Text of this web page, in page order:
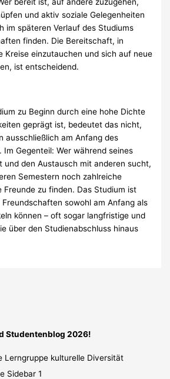
und aktiv soziale Gelegenheiten
im späteren Verlauf des Studiums
finden. Die Bereitschaft, in
Kreise einzutauchen und sich auf neue
ist entscheidend.
zu Beginn durch eine hohe Dichte
geprägt ist, bedeutet das nicht,
ausschließlich am Anfang des
Im Gegenteil: Wer während seines
und den Austausch mit anderen sucht,
Semestern noch zahlreiche
Freunde zu finden. Das Studium ist
sowohl am Anfang als
können – oft sogar langfristige und
über den Studienabschluss hinaus
Studentenblog 2026!